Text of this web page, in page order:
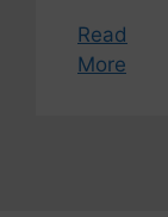
Read
More